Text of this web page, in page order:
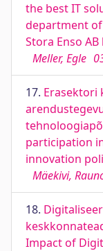
the best IT
department
Stora Enso
Meller, Egle
17. Erasektori
participation
innovation
Mäekivi,
18.
Impact of